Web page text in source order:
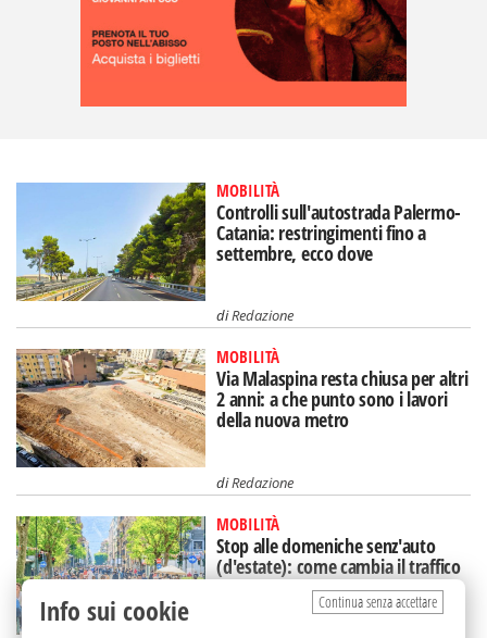
MOBILITÀ
Controlli sull'autostrada Palermo-
Catania: restringimenti fino a
settembre, ecco dove
diRedazione
MOBILITÀ
Via Malaspina resta chiusa per altri
2 anni: a che punto sono i lavori
della nuova metro
diRedazione
MOBILITÀ
Stop alle domeniche senz'auto
(d'estate): come cambia il traffico
in via Libertà
Continua senza accettare
Info sui cookie